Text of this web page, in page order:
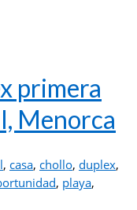
primera
Menorca
, casa, chollo, duplex,
, playa,